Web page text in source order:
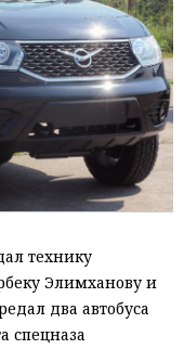
технику
Элимханову и
два автобуса
спецназа